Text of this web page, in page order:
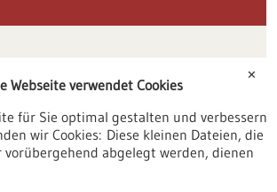
✕
Webseite verwendet Cookies
für Sie optimal gestalten und verbessern
wir Cookies: Diese kleinen Dateien, die
vorübergehend abgelegt werden, dienen